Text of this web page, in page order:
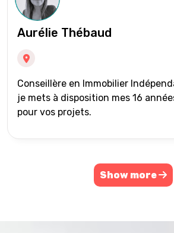
Aurélie Thébaud
Conseillère en Immobilier
je mets à disposition mes 16
pour vos projets.
Show more